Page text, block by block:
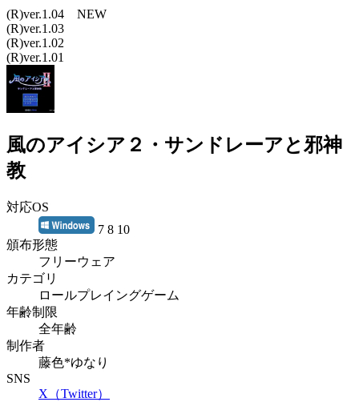
(R)ver.1.04 NEW
(R)ver.1.03
(R)ver.1.02
(R)ver.1.01
風のアイシア２・サンドレーアと邪神
教
対応OS
7 8 10
頒布形態
フリーウェア
カテゴリ
ロールプレイングゲーム
年齢制限
全年齢
制作者
藤色*ゆなり
SNS
X（Twitter）